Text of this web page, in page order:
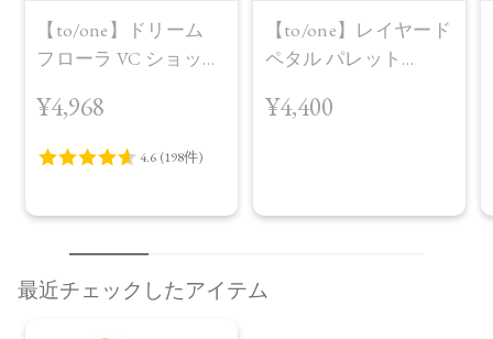
【to/one】ドリーム
フローラ VC ショット
¥4,968
【to/one】レイヤード
ペタル パレット
AW Collection＞EX04
¥4,400
最近チェックしたアイテム